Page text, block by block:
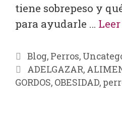
tiene sobrepeso y
para ayudarle …
Blog, Perros,
ADELGAZAR,
GORDOS, OBESIDAD,